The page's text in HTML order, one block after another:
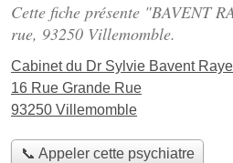
Cette fiche présente "BAVENT
rue, 93250 Villemomble.
Cabinet du Dr Sylvie Bavent
16 Rue Grande Rue
93250 Villemomble
📞 Appeler cette psychiatre